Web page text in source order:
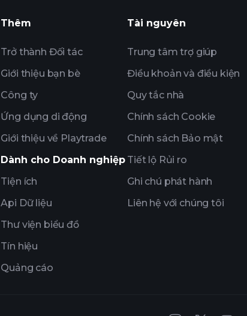
Tỷ phú
Thêm
Trở thành Đối tác
Giới thiệu bạn bè
Công ty
Ứng dụng di động
Giới thiệu về Playtrade
Dành cho Doanh nghiệp
Tiện ích
Api Dữ liệu
Thư viện biểu đồ
Tín hiệu
Quảng cáo
Tài nguyên
Trung tâm trợ giúp
Điều khoản và điều kiện
Quy tắc nhà
Chính sách Cookie
Chính sách Bảo mật
Tiết lộ Rủi ro
Ghi chú phát hành
Liên hệ với chúng tôi